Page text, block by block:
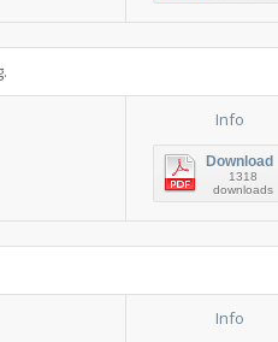
Info
Download
1318
downloads
Info